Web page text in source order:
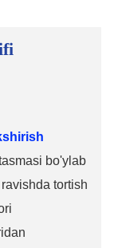
bo'ylab
tortish